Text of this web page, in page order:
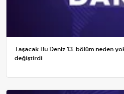
Taşacak Bu Deniz 13. bölüm neden
değiştirdi